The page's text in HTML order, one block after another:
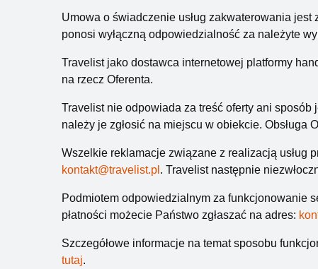
niebanalnej sztuki wpisanej w miejski krajobraz
ważnych uroczystości bucha prawdziwy ogień.
KOŁOBRZEG: warto zobaczyć m.in. molo,
wszystkich, którzy uwielbiają wszelkiej maści
DLA GLOBTROTERÓW: jednodniowa wycieczka
Umowa o świadczenie usług zakwaterowania
ponosi wyłączną odpowiedzialność za należyte
Travelist jako dostawca internetowej platformy
na rzecz Oferenta.
Travelist nie odpowiada za treść oferty ani
należy je zgłosić na miejscu w obiekcie. Obsługa
Wszelkie reklamacje związane z realizacją usług
kontakt@travelist.pl . Travelist następnie
Podmiotem odpowiedzialnym za funkcjonowanie
płatności możecie Państwo zgłaszać na adres:
Szczegółowe informacje na temat sposobu
tutaj.